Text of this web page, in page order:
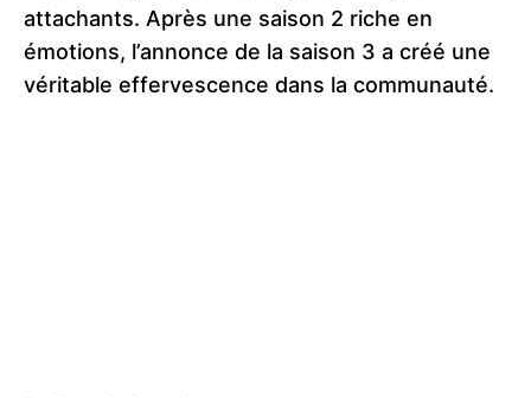
attachants. Après une saison 2 riche en
émotions, l’annonce de la saison 3 a créé une
véritable effervescence dans la communauté.